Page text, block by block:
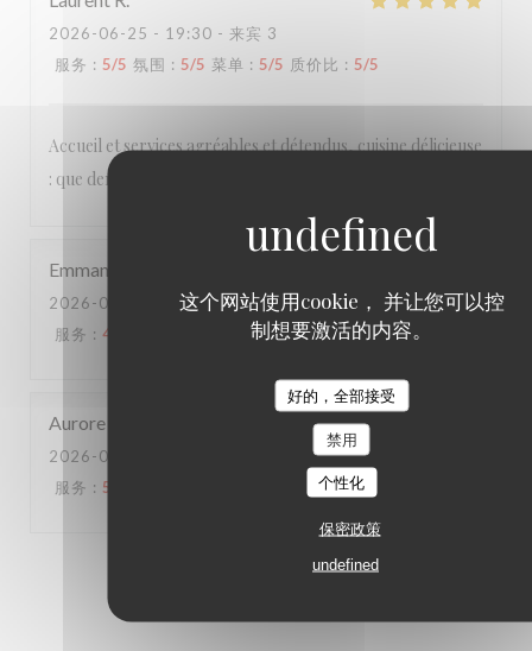
这个网站使用cookie， 并让您可以控
制想要激活的内容。
好的，全部接受
禁用
个性化
保密政策
undefined
2026-06-25 - 19:30 - 来宾 3
服务 : 5/5 氛围 : 5/5 菜单 : 5/5 质价比 : 5/5
Accueil et services agréables et détendus, cuisine délicieuse
: que demander de plus ?
Emmanuel
2026-06-20
- 20:15 - 来宾 2
服务 : 4 : 5 /5 质价比: 4/5
Aurore
2026-06-16
服务 : 5 质价比: 5/5
3